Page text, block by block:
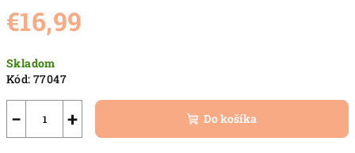
€16,99
cena:
Skladom
Kód: 77047
+
− Do košíka